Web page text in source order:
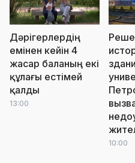
Дәрігерлердің
емінен кейін 4
жасар баланың екі
құлағы естімей
қалды
13:00
10:00